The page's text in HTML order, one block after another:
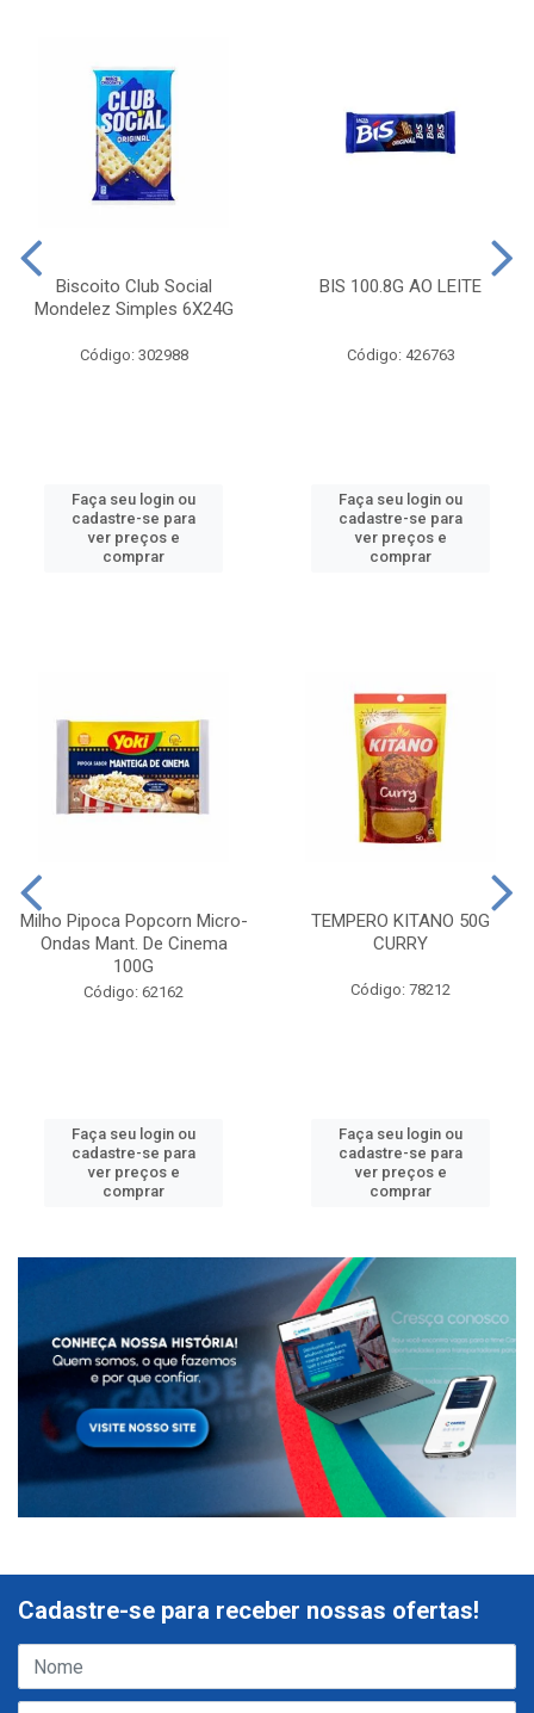
Biscoito Club Social
Mondelez Simples 6X24G
Código: 302988
Faça seu login ou
cadastre-se para
ver preços e
comprar
BIS 100.8G AO LEITE
Código: 426763
Faça seu login ou
cadastre-se para
ver preços e
comprar
Milho Pipoca Popcorn Micro-
Ondas Mant. De Cinema
100G
Código: 62162
Faça seu login ou
cadastre-se para
ver preços e
comprar
TEMPERO KITANO 50G
CURRY
Código: 78212
Faça seu login ou
cadastre-se para
ver preços e
comprar
Cadastre-se para receber nossas ofertas!